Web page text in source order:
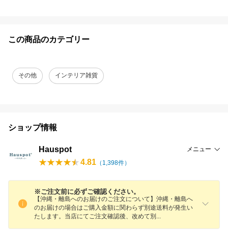
この商品のカテゴリー
その他 インテリア雑貨
ショップ情報
Hauspot メニュー
4.81 （ 1,398件）
※ご注文前に必ずご確認ください。
【沖縄・離島へのお届けのご注文について】沖縄・離島へ
のお届けの場合はご購入金額に関わらず別途送料が発生い
たします。当店にてご注文確認後、改めて別